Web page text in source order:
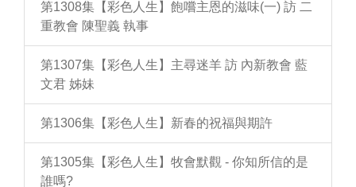
第1308集【彩色人生】飽嚐主恩的滋味(一) 訪 二
重教會 陳聖義 執事
第1307集【彩色人生】主尋迷羊 訪 內新教會 藍
文君 姊妹
第1306集【彩色人生】新春的祝福與期許
第1305集【彩色人生】牧會默觀 - 你知所信的是
誰嗎?